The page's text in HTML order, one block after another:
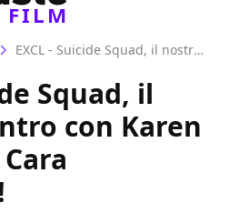
FILM
EXCL - Suicide Squad, il nostro incontro con Karen Fukuhara e Cara Delevingne!
Squad, il
con Karen